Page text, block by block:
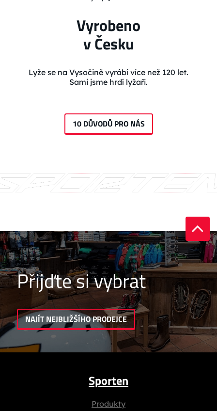
Vyrobeno
v Česku
Lyže se na Vysočině vyrábí více než 120 let.
Sami jsme hrdí lyžaři.
10 DŮVODŮ PRO NÁS
Přijďte si vybrat
NAJÍT NEJBLIŽŠÍHO PRODEJCE
Sporten
Produkty